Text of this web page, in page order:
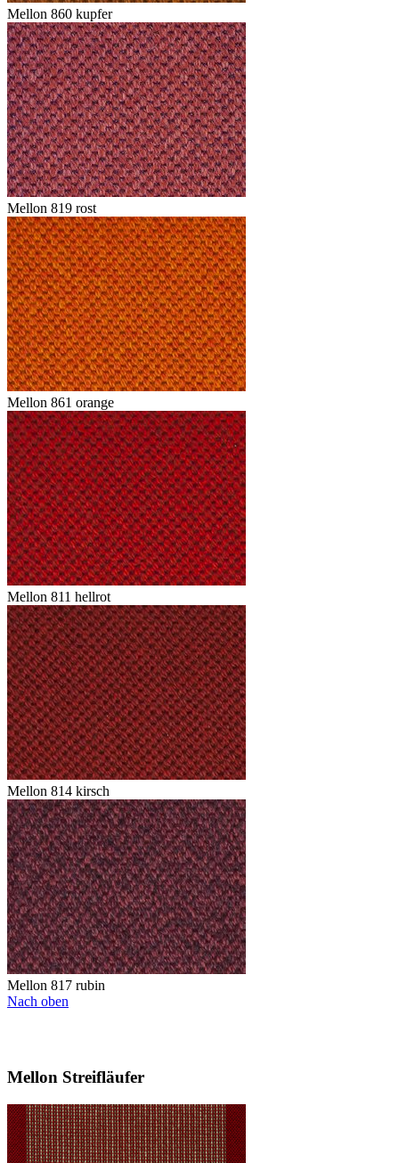
Mellon 860 kupfer
Mellon 819 rost
Mellon 861 orange
Mellon 811 hellrot
Mellon 814 kirsch
Mellon 817 rubin
Nach oben
Mellon Streifläufer